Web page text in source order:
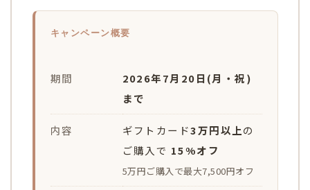
キャンペーン概要
期間
2026年7月20日(月・祝)
まで
内容 ギフトカード3万円以上の
ご購入で 15%オフ
5万円ご購入で最大7,500円オフ